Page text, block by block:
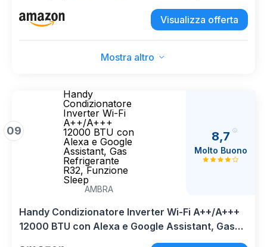
Silenzioso Compatibile con Kit Wifi Ariston - Aria
Condizionata a Regolazione Autonoma e Filtro
Visualizza offerta
Mostra altro
09
Handy
Condizionatore
Inverter Wi-Fi
A++/A+++
12000 BTU con
Alexa e Google
Assistant, Gas
Refrigerante
R32, Funzione
Sleep
AMBRA
8,7
Molto Buono
Handy Condizionatore Inverter Wi-Fi A++/A+++
12000 BTU con Alexa e Google Assistant, Gas
Refrigerante R32, Funzione Sleep